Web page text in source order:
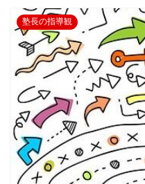
塾長の指導観